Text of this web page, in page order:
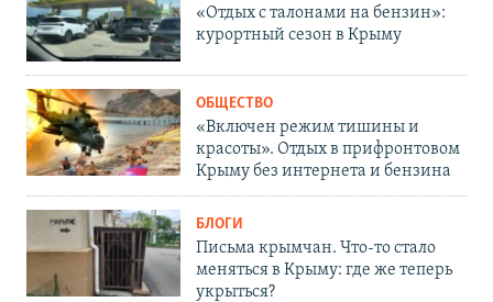
«Отдых с талонами на бензин»:
курортный сезон в Крыму
ОБЩЕСТВО
«Включен режим тишины и
красоты». Отдых в прифронтовом
Крыму без интернета и бензина
БЛОГИ
Письма крымчан. Что-то стало
меняться в Крыму: где же теперь
укрыться?